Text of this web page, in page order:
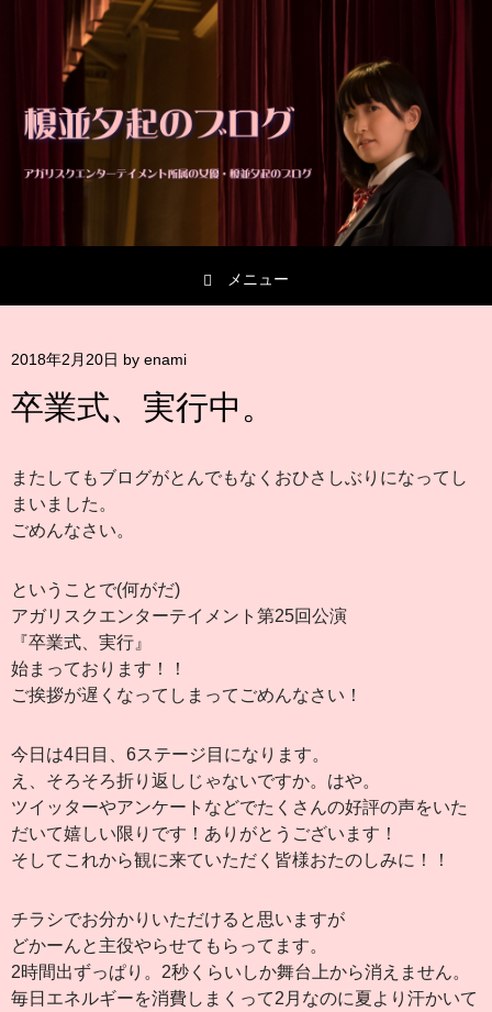
メニュー
2018年2月20日 by enami
卒業式、実行中。
またしてもブログがとんでもなくおひさしぶりになってし
まいました。
ごめんなさい。
ということで(何がだ)
アガリスクエンターテイメント第25回公演
『卒業式、実行』
始まっております！！
ご挨拶が遅くなってしまってごめんなさい！
今日は4日目、6ステージ目になります。
え、そろそろ折り返しじゃないですか。はや。
ツイッターやアンケートなどでたくさんの好評の声をいた
だいて嬉しい限りです！ありがとうございます！
そしてこれから観に来ていただく皆様おたのしみに！！
チラシでお分かりいただけると思いますが
どかーんと主役やらせてもらってます。
2時間出ずっぱり。2秒くらいしか舞台上から消えません。
毎日エネルギーを消費しまくって2月なのに夏より汗かいて